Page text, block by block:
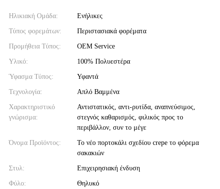
Ηλικιακή Ομάδα: Ενήλικες
Τύπος φορεμάτων: Περιστασιακά φορέματα
Προμήθεια Τύπος: OEM Service
Υλικό: 100% Πολυεστέρα
Ύφασμα Τύπος: Υφαντά
Τεχνολογία: Απλό Βαμμένα
Χαρακτηριστικό
γνώρισμα:
Αντιστατικός, αντι-ρυτίδα, αναπνεύσιμος,
στεγνός καθαρισμός, φιλικός προς το
περιβάλλον, συν το μέγε
Όνομα Προϊόντος:
Το νέο πορτοκάλι σχεδίου crepe το φόρεμα
σακακιών
Στυλ: Επιχειρησιακή ένδυση
Φύλο: Θηλυκό